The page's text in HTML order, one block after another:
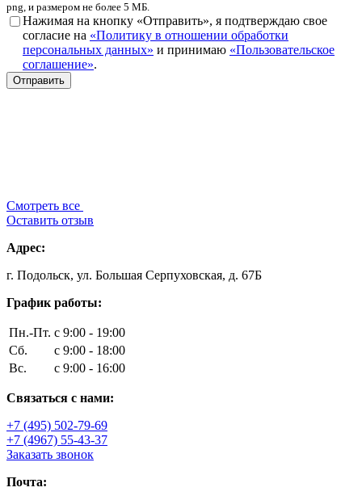
png, и размером не более 5 МБ.
Нажимая на кнопку «Отправить», я подтверждаю свое
согласие на «Политику в отношении обработки
персональных данных» и принимаю «Пользовательское
соглашение».
Смотреть все
Оставить отзыв
Адрес:
г. Подольск, ул. Большая Серпуховская, д. 67Б
График работы:
Пн.-Пт. с 9:00 - 19:00
Сб.
с 9:00 - 18:00
Вс.
с 9:00 - 16:00
Связаться с нами:
+7 (495) 502-79-69
+7 (4967) 55-43-37
Заказать звонок
Почта: